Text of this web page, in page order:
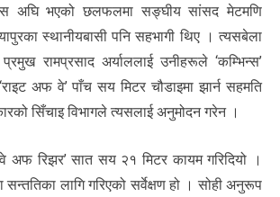
अघि भएको छलफलमा सङ्घीय सांसद मेटमणि
स्थानीयबासी पनि सहभागी थिए । त्यसबेला
रामप्रसाद अर्याललाई उनीहरूले ‘कम्भिन्स’
‘राइट अफ वे’ पाँच सय मिटर चौडाइमा झार्न सहमति
सिँचाइ विभागले त्यसलाई अनुमोदन गरेन ।
अफ रिझर’ सात सय २१ मिटर कायम गरिदियो ।
लागि गरिएको सर्वेक्षण हो । सोही अनुरूप